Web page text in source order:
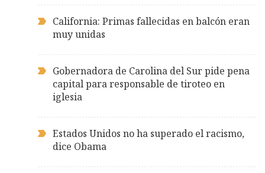
California: Primas fallecidas en balcón eran
muy unidas
Gobernadora de Carolina del Sur pide pena
capital para responsable de tiroteo en
iglesia
Estados Unidos no ha superado el racismo,
dice Obama